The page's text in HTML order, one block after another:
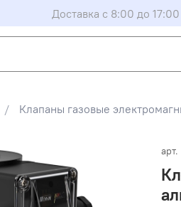
Доставка с 8:00 до 17:00
Клапаны газовые
арт.